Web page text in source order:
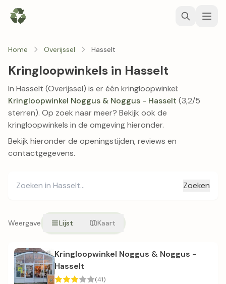
Home Overijssel Hasselt
Kringloopwinkels in Hasselt
In Hasselt (Overijssel) is er één kringloopwinkel:
Kringloopwinkel Noggus & Noggus - Hasselt (3,2/5
sterren). Op zoek naar meer? Bekijk ook de
kringloopwinkels in de omgeving hieronder.
Bekijk hieronder de openingstijden, reviews en
contactgegevens.
Zoeken
Weergave Lijst Kaart
Kringloopwinkel Noggus & Noggus -
Hasselt
(41)